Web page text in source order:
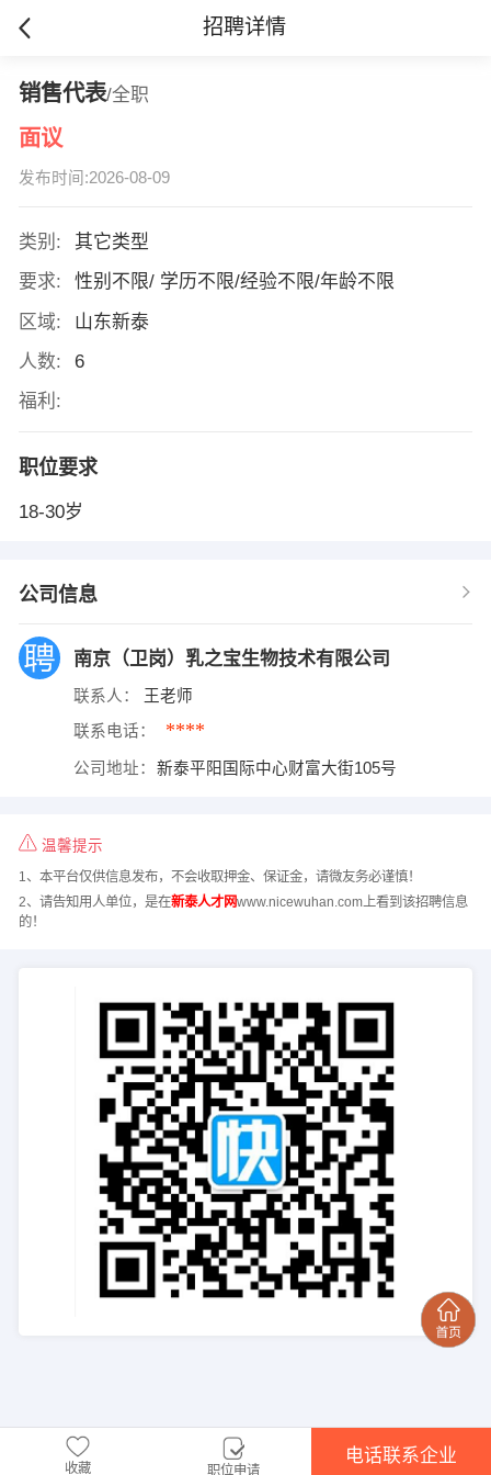
招聘详情
销售代表/全职
面议
发布时间:2026-08-09
类别:
其它类型
要求:
性别不限/ 学历不限/经验不限/年龄不限
区域:
山东新泰
人数:
6
福利:
职位要求
18-30岁
公司信息
南京（卫岗）乳之宝生物技术有限公司
联系人： 王老师
联系电话： ****
公司地址： 新泰平阳国际中心财富大街105号
温馨提示
1、本平台仅供信息发布，不会收取押金、保证金，请微友务必谨慎！
2、请告知用人单位，是在新泰人才网www.nicewuhan.com上看到该招聘信息
的！
收藏 职位申请
电话联系企业